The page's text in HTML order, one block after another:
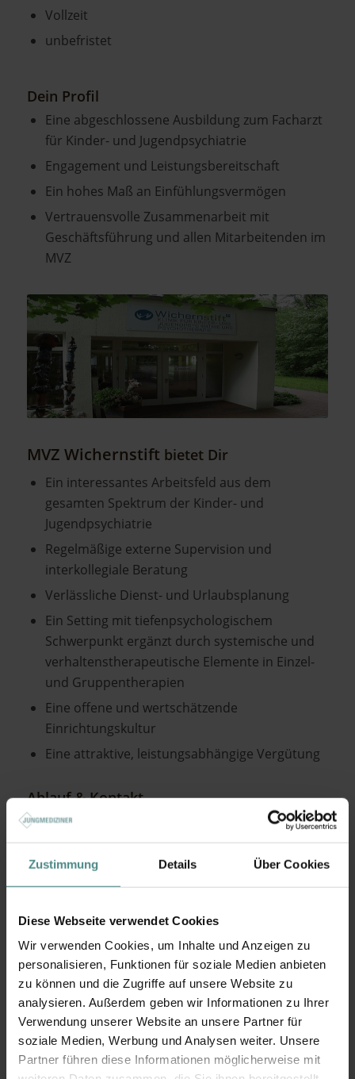
Zustimmung Details Über Cookies
Diese Webseite verwendet Cookies
Wir verwenden Cookies, um Inhalte und Anzeigen zu
personalisieren, Funktionen für soziale Medien anbieten
zu können und die Zugriffe auf unsere Website zu
analysieren. Außerdem geben wir Informationen zu Ihrer
Verwendung unserer Website an unsere Partner für
soziale Medien, Werbung und Analysen weiter. Unsere
Partner führen diese Informationen möglicherweise mit
Vollzeit
unbefristet
Dein Profil
Eine abgeschlossene Ausbildung zum Facharzt
für Kinder- und Jugendpsychiatrie
Engagement und Leistungsbereitschaft
Ein hohes Maß an Einfühlungsvermögen
Vertrauensvolle Zusammenarbeit mit
Geschäftsführung und allen Mitarbeitenden im
MVZ
MVZ Wichernstift bietet Dir
Ein interessantes Arbeitsfeld aus dem
gesamten Spektrum der Kinder- und
Jugendpsychiatrie
Regelmäßige externe Supervision und
interkollegiale Beratung
Verlässliche Dienst- und Urlaubsplanung
Ein Setting mit tiefenpsychologischem
Schwerpunkt ergänzt durch systemische und
verhaltenstherapeutische Elemente in Einzel-
und Gruppentherapien
Eine offene und wertschätzende
Einrichtungskultur
Eine attraktive, leistungsabhängige Vergütung
Ablauf & Kontakt
Weitere Informationen erteilt Ihnen gern Frau
Holzapfel-Sperling (Prokuristin) unter Tel.: 04221 /
852 211
www.wichernstift.de oder per E-Mail an
bewerbung@wichernstift.de oder per Post an
MVZ, Spadener Weg 5, 27607 Gestland
Personalwesen: Kerstin Behlmer, Tel: 04221 852-
223